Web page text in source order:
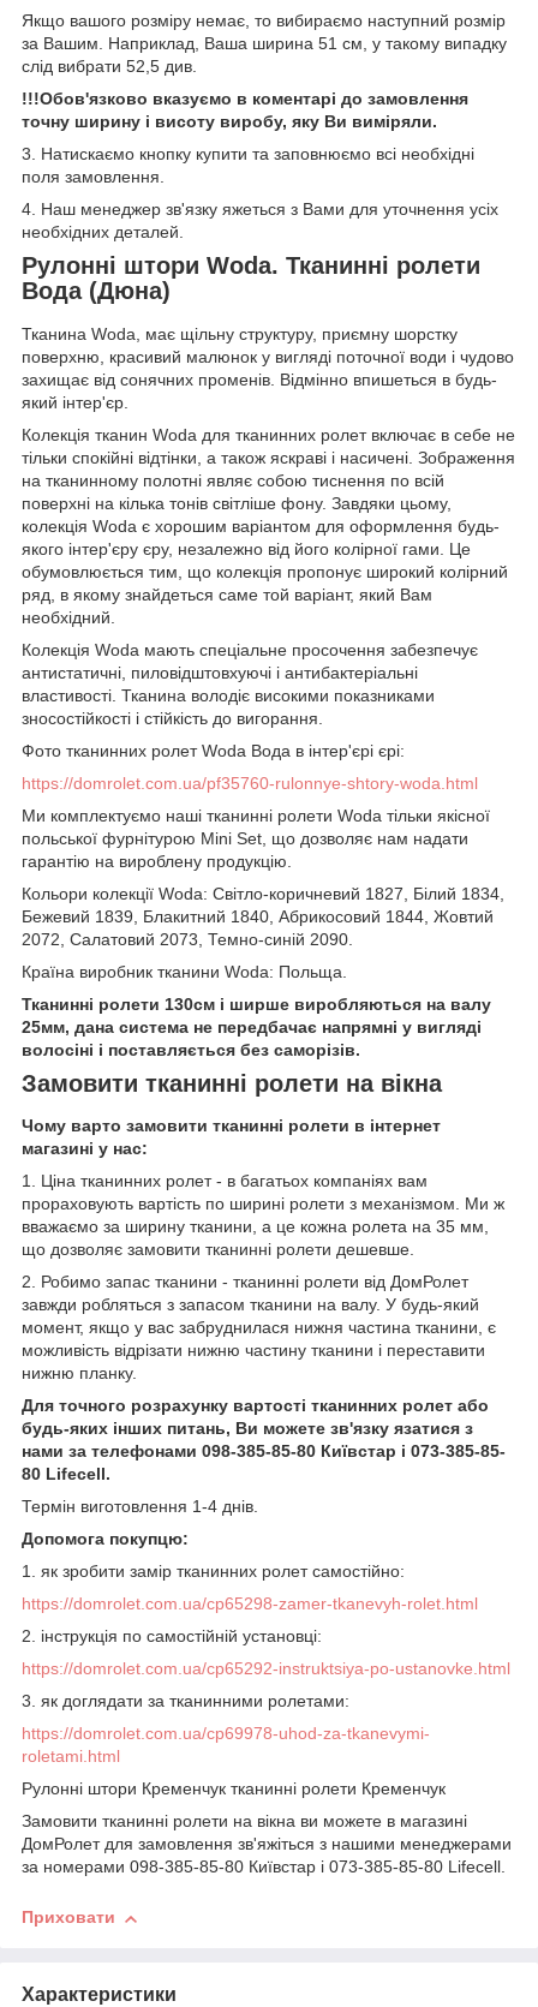
Якщо вашого розміру немає, то вибираємо наступний розмір
за Вашим. Наприклад, Ваша ширина 51 см, у такому випадку
слід вибрати 52,5 див.
!!!Обов'язково вказуємо в коментарі до замовлення
точну ширину і висоту виробу, яку Ви виміряли.
3. Натискаємо кнопку купити та заповнюємо всі необхідні
поля замовлення.
4. Наш менеджер зв'язку яжеться з Вами для уточнення усіх
необхідних деталей.
Рулонні штори Woda. Тканинні ролети
Вода (Дюна)
Тканина Woda, має щільну структуру, приємну шорстку
поверхню, красивий малюнок у вигляді поточної води і чудово
захищає від сонячних променів. Відмінно впишеться в будь-
який інтер'єр.
Колекція тканин Woda для тканинних ролет включає в себе не
тільки спокійні відтінки, а також яскраві і насичені. Зображення
на тканинному полотні являє собою тиснення по всій
поверхні на кілька тонів світліше фону. Завдяки цьому,
колекція Woda є хорошим варіантом для оформлення будь-
якого інтер'єру єру, незалежно від його колірної гами. Це
обумовлюється тим, що колекція пропонує широкий колірний
ряд, в якому знайдеться саме той варіант, який Вам
необхідний.
Колекція Woda мають спеціальне просочення забезпечує
антистатичні, пиловідштовхуючі і антибактеріальні
властивості. Тканина володіє високими показниками
зносостійкості і стійкість до вигорання.
Фото тканинних ролет Woda Вода в інтер'єрі єрі:
https://domrolet.com.ua/pf35760-rulonnye-shtory-woda.html
Ми комплектуємо наші тканинні ролети Woda тільки якісної
польської фурнітурою Mini Set, що дозволяє нам надати
гарантію на вироблену продукцію.
Кольори колекції Woda: Світло-коричневий 1827, Білий 1834,
Бежевий 1839, Блакитний 1840, Абрикосовий 1844, Жовтий
2072, Салатовий 2073, Темно-синій 2090.
Країна виробник тканини Woda: Польща.
Тканинні ролети 130см і ширше виробляються на валу
25мм, дана система не передбачає напрямні у вигляді
волосіні і поставляється без саморізів.
Замовити тканинні ролети на вікна
Чому варто замовити тканинні ролети в інтернет
магазині у нас:
1. Ціна тканинних ролет - в багатьох компаніях вам
прораховують вартість по ширині ролети з механізмом. Ми ж
вважаємо за ширину тканини, а це кожна ролета на 35 мм,
що дозволяє замовити тканинні ролети дешевше.
2. Робимо запас тканини - тканинні ролети від ДомРолет
завжди робляться з запасом тканини на валу. У будь-який
момент, якщо у вас забруднилася нижня частина тканини, є
можливість відрізати нижню частину тканини і переставити
нижню планку.
Для точного розрахунку вартості тканинних ролет або
будь-яких інших питань, Ви можете зв'язку язатися з
нами за телефонами 098-385-85-80 Київстар і 073-385-85-
80 Lifecell.
Термін виготовлення 1-4 днів.
Допомога покупцю:
1. як зробити замір тканинних ролет самостійно:
https://domrolet.com.ua/cp65298-zamer-tkanevyh-rolet.html
2. інструкція по самостійній установці:
https://domrolet.com.ua/cp65292-instruktsiya-po-ustanovke.html
3. як доглядати за тканинними ролетами:
https://domrolet.com.ua/cp69978-uhod-za-tkanevymi-
roletami.html
Рулонні штори Кременчук тканинні ролети Кременчук
Замовити тканинні ролети на вікна ви можете в магазині
ДомРолет для замовлення зв'яжіться з нашими менеджерами
за номерами 098-385-85-80 Київстар і 073-385-85-80 Lifecell.
Приховати
Характеристики